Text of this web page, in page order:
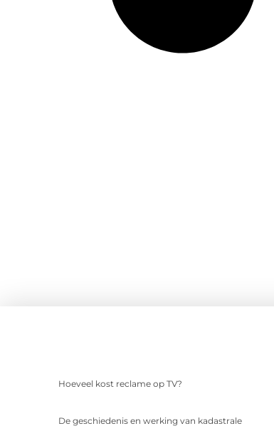
Hoeveel kost reclame op TV?
De geschiedenis en werking van kadastrale